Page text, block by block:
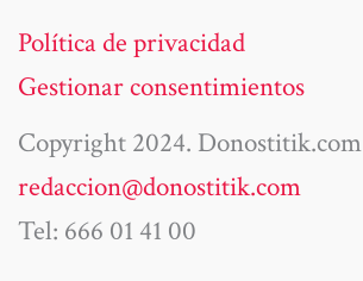
Política de privacidad
Gestionar consentimientos
Copyright 2024. Donostitik.com
redaccion@donostitik.com
Tel: 666 01 41 00